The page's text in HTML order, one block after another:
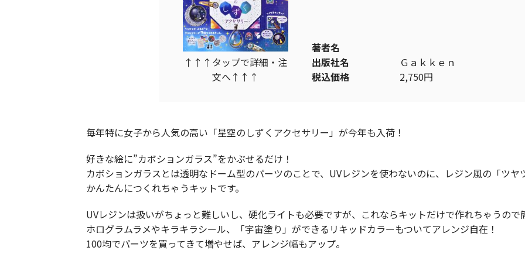
↑↑↑タップで詳細・注
文へ↑↑↑
著者名
出版社名
Ｇａｋｋｅｎ
税込価格
2,750円
毎年特に女子から人気の高い「星空のしずくアクセサリー」が今年も入荷！
好きな絵に”カボションガラス”をかぶせるだけ！
カボションガラスとは透明なドーム型のパーツのことで、UVレジンを使わないのに、レジン風の「ツ
かんたんにつくれちゃうキットです。
UVレジンは扱いがちょっと難しいし、硬化ライトも必要ですが、これならキットだけで作れちゃうので
ホログラムラメやキラキラシール、「宇宙塗り」ができるリキッドカラーもついてアレンジ自在！
100均でパーツを買ってきて増やせば、アレンジ幅もアップ。